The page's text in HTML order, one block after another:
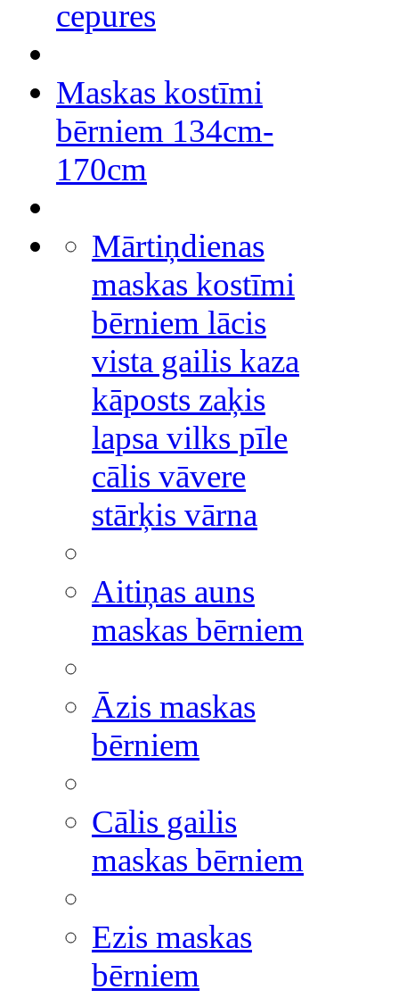
cepures
Maskas kostīmi
bērniem 134cm-
170cm
Mārtiņdienas
maskas kostīmi
bērniem lācis
vista gailis kaza
kāposts zaķis
lapsa vilks pīle
cālis vāvere
stārķis vārna
Aitiņas auns
maskas bērniem
Āzis maskas
bērniem
Cālis gailis
maskas bērniem
Ezis maskas
bērniem